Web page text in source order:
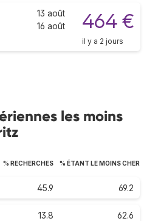
13 août
16 août
464 €
il y a 2 jours
les moins
% RECHERCHES % ÉTANT LE MOINS CHER
45.9 69.2
13.8 62.6